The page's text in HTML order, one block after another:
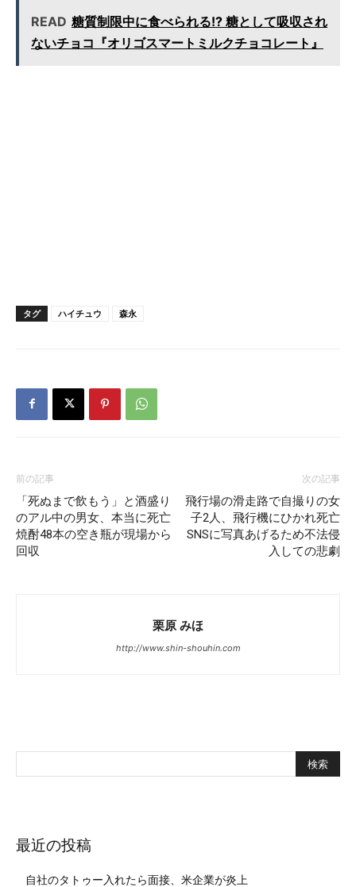
READ 糖質制限中に食べられる!? 糖として吸収され
ないチョコ『オリゴスマートミルクチョコレート』
タグ ハイチュウ 森永
前の記事
「死ぬまで飲もう」と酒盛り
のアル中の男女、本当に死亡
焼酎48本の空き瓶が現場から
回収
次の記事
飛行場の滑走路で自撮りの女
子2人、飛行機にひかれ死亡
SNSに写真あげるため不法侵
入しての悲劇
栗原 みほ
http://www.shin-shouhin.com
最近の投稿
自社のタトゥー入れたら面接、米企業が炎上